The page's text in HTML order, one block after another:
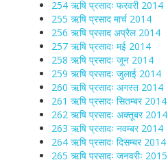
254 ऋषि प्रसादः फरवरी 2014
255 ऋषि प्रसाद मार्च 2014
256 ऋषि प्रसाद अप्रैल 2014
257 ऋषि प्रसादः मई 2014
258 ऋषि प्रसादः जून 2014
259 ऋषि प्रसादः जुलाई 2014
260 ऋषि प्रसादः अगस्त 2014
261 ऋषि प्रसादः सितम्बर 2014
262 ऋषि प्रसादः अक्तूबर 2014
263 ऋषि प्रसादः नवम्बर 2014
264 ऋषि प्रसादः दिसम्बर 2014
265 ऋषि प्रसादः जनवरीः 2015